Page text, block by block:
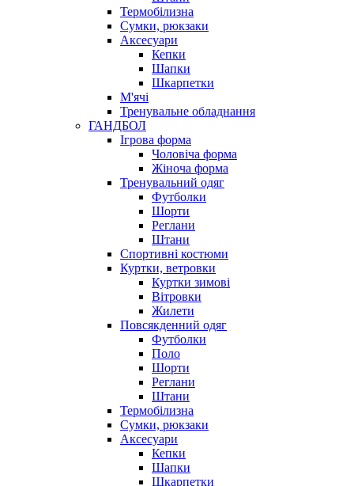
Термобілизна
Сумки, рюкзаки
Аксесуари
Кепки
Шапки
Шкарпетки
М'ячі
Тренувальне обладнання
ГАНДБОЛ
Ігрова форма
Чоловіча форма
Жіноча форма
Тренувальний одяг
Футболки
Шорти
Реглани
Штани
Спортивні костюми
Куртки, ветровки
Куртки зимові
Вітровки
Жилети
Повсякденний одяг
Футболки
Поло
Шорти
Реглани
Штани
Термобілизна
Сумки, рюкзаки
Аксесуари
Кепки
Шапки
Шкарпетки